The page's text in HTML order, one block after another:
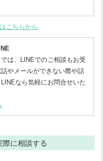
こちらから
は、LINEでのご相談もお受
やメールができない際や話
なら気軽にお問合せいた
際に相談する